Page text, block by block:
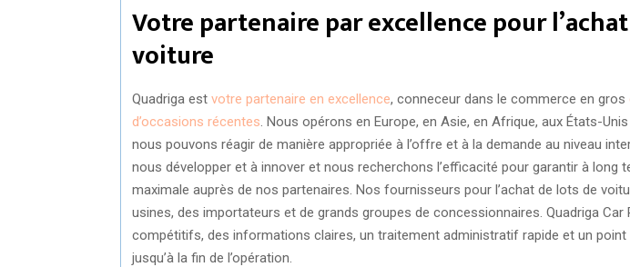
Votre partenaire par excellence pour
voiture
Quadriga est votre partenaire en excellence, conneceur dans le commerce en gros
d’occasions récentes . Nous opérons en Europe, en Asie, en Afrique, aux États-
nous pouvons réagir de manière appropriée à l’offre et à la demande au niveau
nous développer et à innover et nous recherchons l’efficacité pour garantir à long
maximale auprès de nos partenaires. Nos fournisseurs pour l’achat de lots de
usines, des importateurs et de grands groupes de concessionnaires. Quadriga
compétitifs, des informations claires, un traitement administratif rapide et un
jusqu’à la fin de l’opération.